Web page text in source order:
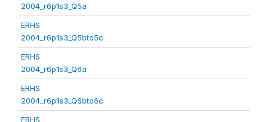
2004_r6p1s3_Q5a
ERHS
2004_r6p1s3_Q5bto5c
ERHS
2004_r6p1s3_Q6a
ERHS
2004_r6p1s3_Q6bto6c
ERHS